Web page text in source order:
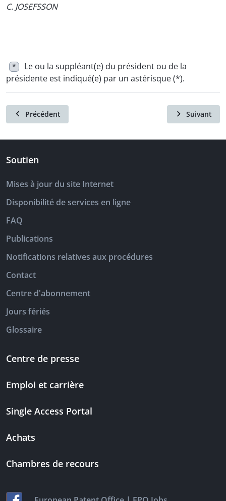
C. JOSEFSSON
*
Le ou la suppléant(e) du président ou de la
présidente est indiqué(e) par un astérisque (*).
Précédent Suivant
Soutien
Mises à jour du site Internet
Disponibilité de services en ligne
FAQ
Publications
Notifications relatives aux procédures
Contact
Centre d'abonnement
Jours fériés
Glossaire
Centre de presse
Emploi et carrière
Single Access Portal
Achats
Chambres de recours